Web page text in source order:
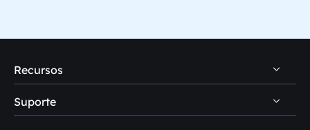
Recursos
Dicas de recuperação de dados PC
Suporte